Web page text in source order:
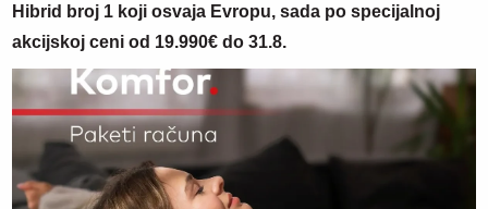
Hibrid broj 1 koji osvaja Evropu, sada po specijalnoj
akcijskoj ceni od 19.990€ do 31.8.